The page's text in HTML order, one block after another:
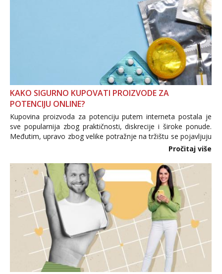
KAKO SIGURNO KUPOVATI PROIZVODE ZA
POTENCIJU ONLINE?
Kupovina proizvoda za potenciju putem interneta postala je
sve popularnija zbog praktičnosti, diskrecije i široke ponude.
Međutim, upravo zbog velike potražnje na tržištu se pojavljuju
i brojni krivotvoreni proizvodi, nepouzdane internetske
Pročitaj više